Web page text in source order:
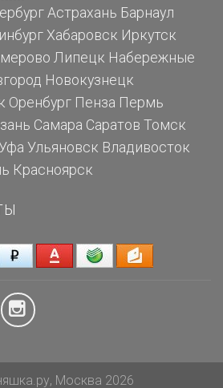
Астрахань Барнаул
Хабаровск Иркутск
Липецк Набережные
Новокузнецк
Оренбург Пенза Пермь
Самара Саратов Томск
Ульяновск Владивосток
Красноярск
Москва 2026